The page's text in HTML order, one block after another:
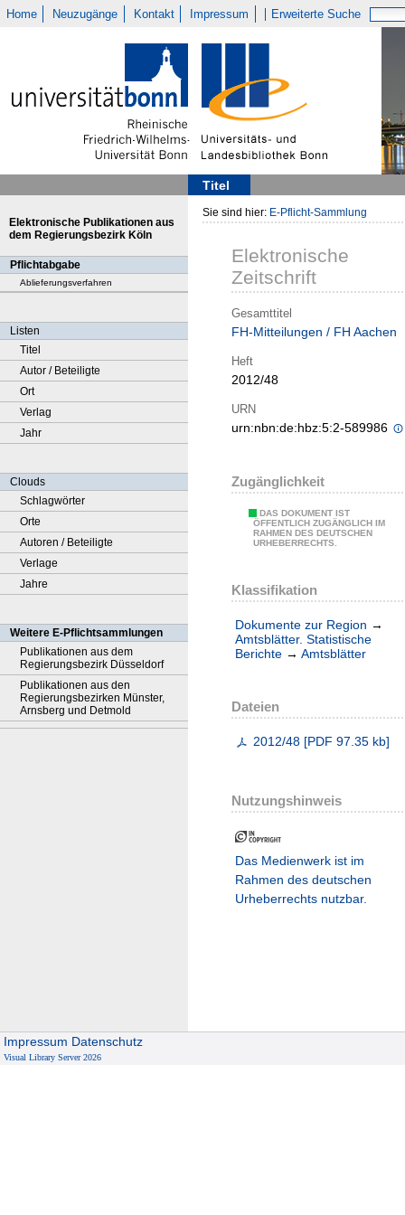
Home Neuzugänge Kontakt Impressum Erweiterte Suche
Titel
Elektronische Publikationen aus
dem Regierungsbezirk Köln
Pflichtabgabe
Ablieferungsverfahren
Listen
Titel
Autor / Beteiligte
Ort
Verlag
Jahr
Clouds
Schlagwörter
Orte
Autoren / Beteiligte
Verlage
Jahre
Weitere E-Pflichtsammlungen
Publikationen aus dem
Regierungsbezirk Düsseldorf
Publikationen aus den
Regierungsbezirken Münster,
Arnsberg und Detmold
Sie sind hier: E-Pflicht-Sammlung
Elektronische
Zeitschrift
Gesamttitel
FH-Mitteilungen / FH Aachen
Heft
2012/48
URN
urn:nbn:de:hbz:5:2-589986
Zugänglichkeit
DAS DOKUMENT IST
ÖFFENTLICH ZUGÄNGLICH IM
RAHMEN DES DEUTSCHEN
URHEBERRECHTS.
Klassifikation
Dokumente zur Region →
Amtsblätter. Statistische
Berichte → Amtsblätter
Dateien
2012/48 [PDF 97.35 kb]
Nutzungshinweis
Das Medienwerk ist im
Rahmen des deutschen
Urheberrechts nutzbar.
Impressum Datenschutz
Visual Library Server 2026